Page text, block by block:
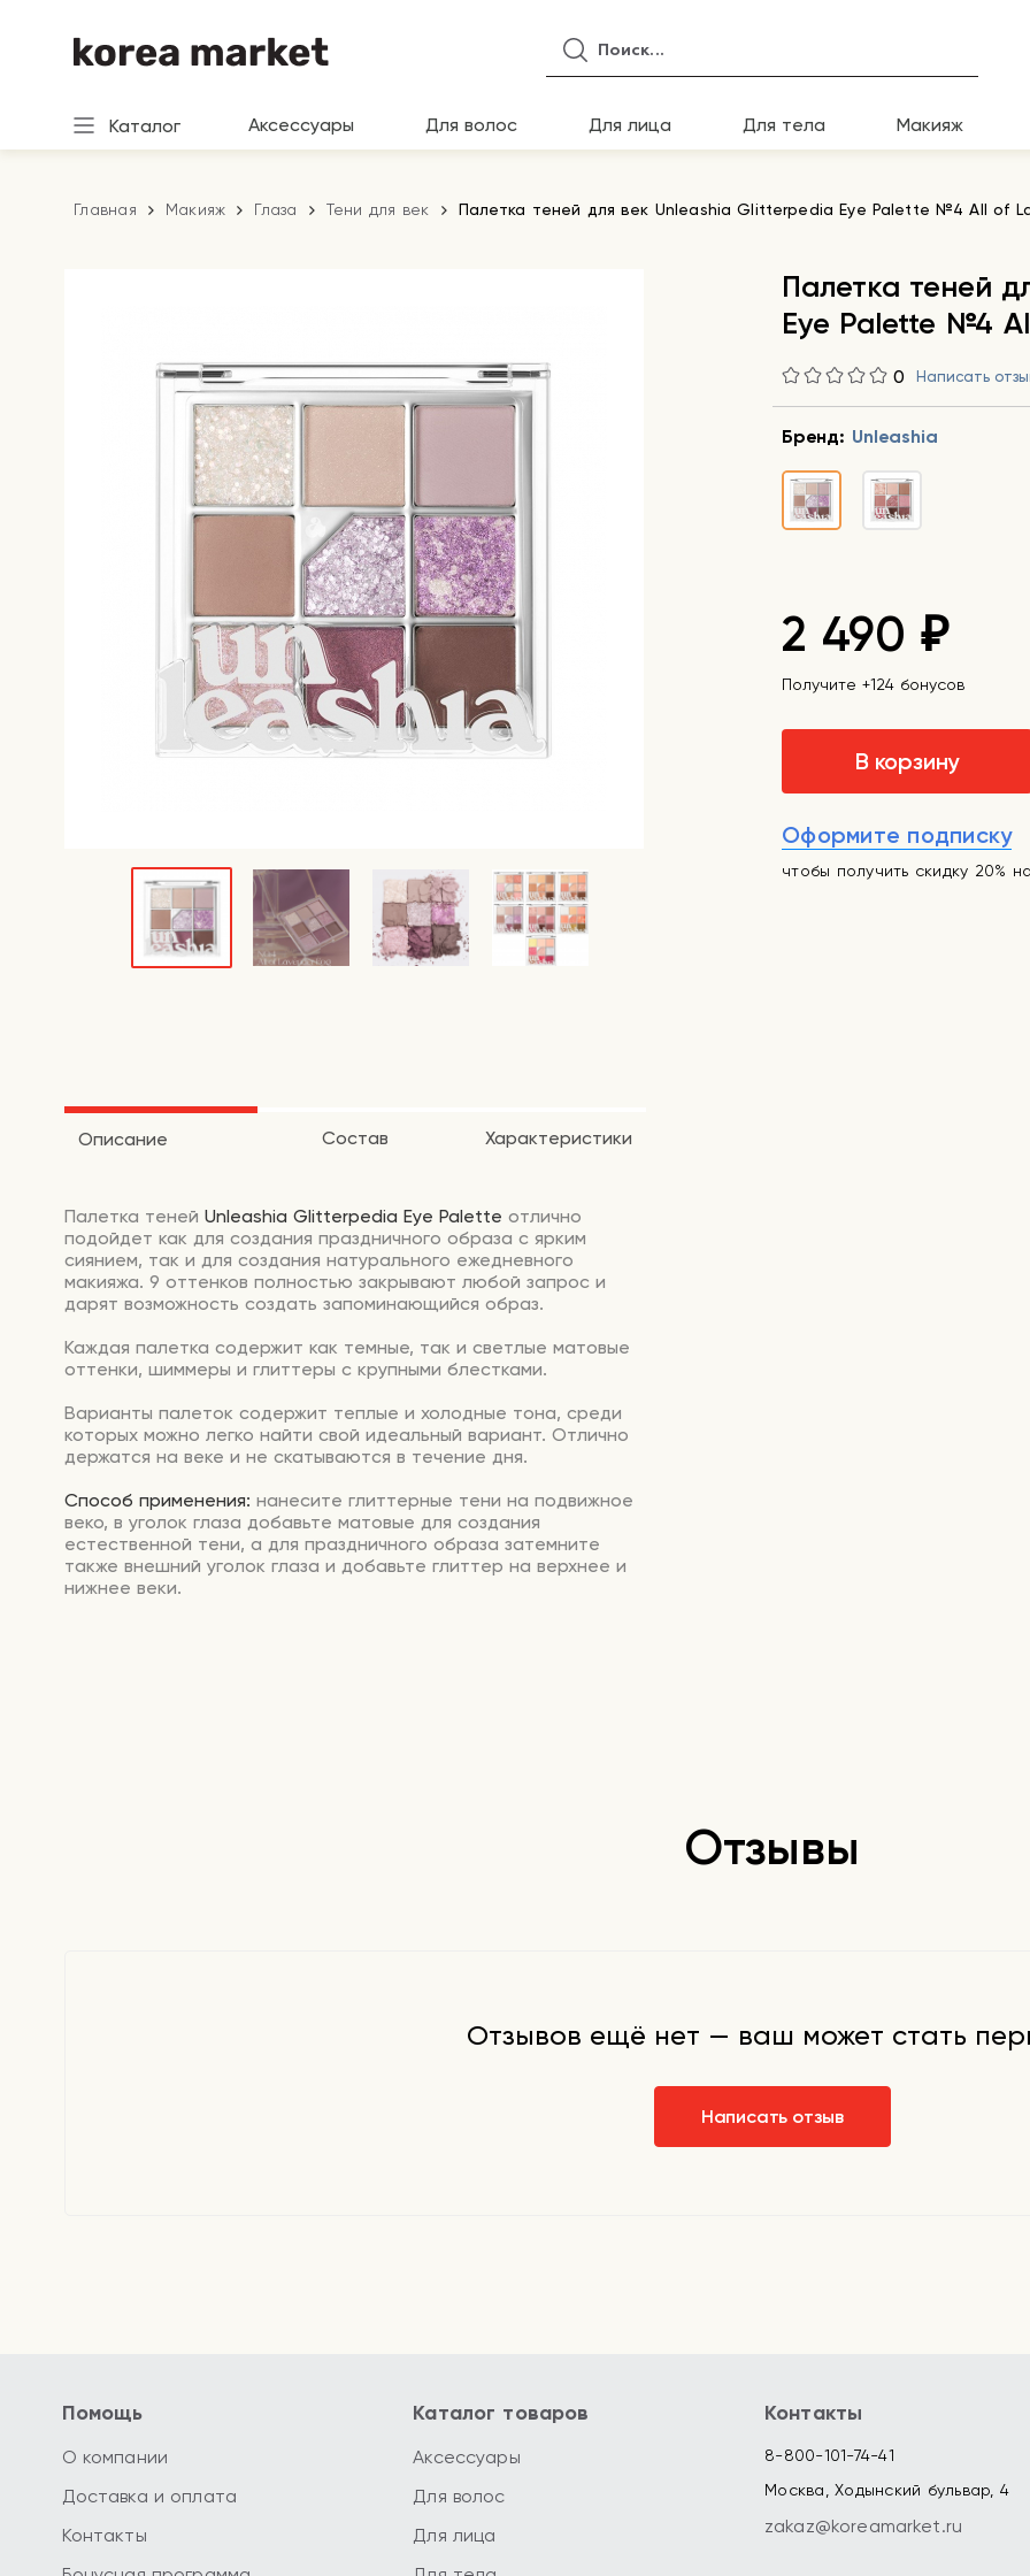
Каталог Аксессуары Для волос Для лица Для тела Макияж
Главная Макияж Глаза Тени для век Палетка теней для век Unleashia Glitterpedia Eye Palette №4 All of
Палетка теней
Eye Palette №4
0 Написать
Бренд: Unleashia
2 490 ₽
Получите +124 бонусов
В корзину
Оформите подписку
чтобы получить скидку 20%
Описание Состав Характеристики
Палетка теней Unleashia Glitterpedia Eye Palette отлично
подойдет как для создания праздничного образа с ярким
сиянием, так и для создания натурального ежедневного
макияжа. 9 оттенков полностью закрывают любой запрос и
дарят возможность создать запоминающийся образ.
Каждая палетка содержит как темные, так и светлые матовые
оттенки, шиммеры и глиттеры с крупными блестками.
Варианты палеток содержит теплые и холодные тона, среди
которых можно легко найти свой идеальный вариант. Отлично
держатся на веке и не скатываются в течение дня.
Способ применения: нанесите глиттерные тени на подвижное
веко, в уголок глаза добавьте матовые для создания
естественной тени, а для праздничного образа затемните
также внешний уголок глаза и добавьте глиттер на верхнее и
нижнее веки.
Отзывы
Отзывов ещё нет — ваш может стать
Написать отзыв
Помощь
О компании
Доставка и оплата
Контакты
Каталог товаров
Аксессуары
Для волос
Для лица
Контакты
8-800-101-74-41
Москва, Ходынский бульвар, 4
zakaz@koreamarket.ru